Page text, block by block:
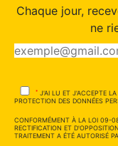
Chaque jour,
ne
* J'AI LU ET J'ACCEPTE LA
PROTECTION DES DONNÉES
CONFORMÉMENT À LA LOI 09-
RECTIFICATION ET
TRAITEMENT A ÉTÉ AUTORISÉ